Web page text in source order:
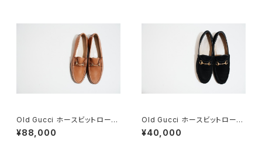
Old Gucci ホースビットローフ
ァー 5.5B Tan DEADSTOCK
¥88,000
Old Gucci ホースビットローフ
ァー 4.5B スエードBK
¥40,000